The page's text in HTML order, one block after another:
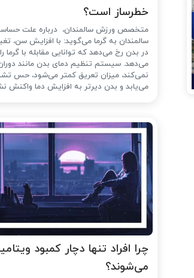
خطرساز است؟
متخصص ورزش سالمندان، درباره علت
سالمندان به گرما می‌گوید: با افزایش سن،
در بدن رخ می‌دهد که توانایی مقابله با گرما
می‌دهد. سیستم تنظیم دمای بدن مانند
نمی‌کند، میزان تعریق کمتر می‌شود، حس
می‌یابد و بدن دیرتر به افزایش دما واکنش
چرا افراد تنها دچار کمبود
می‌شوند؟